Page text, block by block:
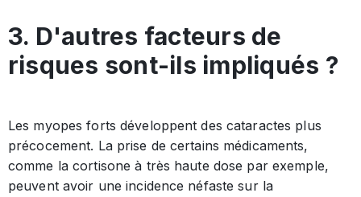
3. D'autres facteurs de
risques sont-ils impliqués ?
Les myopes forts développent des cataractes plus
précocement. La prise de certains médicaments,
comme la cortisone à très haute dose par exemple,
peuvent avoir une incidence néfaste sur la